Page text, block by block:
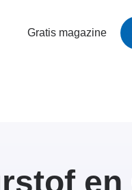
Gratis magazine
en